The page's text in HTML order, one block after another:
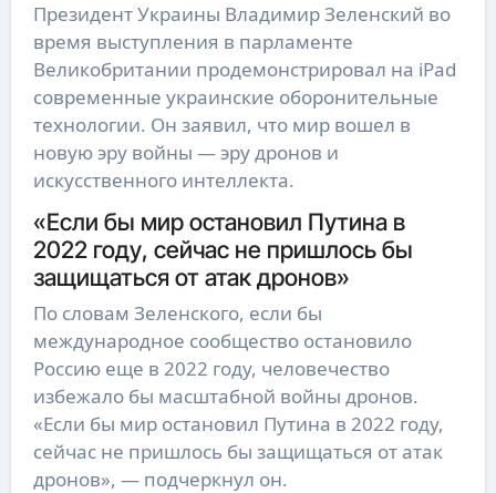
Президент Украины Владимир Зеленский во
время выступления в парламенте
Великобритании продемонстрировал на iPad
современные украинские оборонительные
технологии. Он заявил, что мир вошел в
новую эру войны — эру дронов и
искусственного интеллекта.
«Если бы мир остановил Путина в
2022 году, сейчас не пришлось бы
защищаться от атак дронов»
По словам Зеленского, если бы
международное сообщество остановило
Россию еще в 2022 году, человечество
избежало бы масштабной войны дронов.
«Если бы мир остановил Путина в 2022 году,
сейчас не пришлось бы защищаться от атак
дронов», — подчеркнул он.